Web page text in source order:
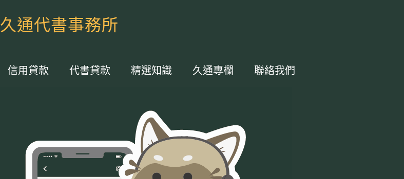
久通代書事務所
信用貸款 代書貸款 精選知識 久通專欄 聯絡我們